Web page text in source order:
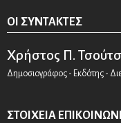
ΟΙ ΣΥΝΤΆΚΤΕΣ
Χρήστος Π.
Δημοσιογράφος - Εκδότης -
ΣΤΟΙΧΕΊΑ